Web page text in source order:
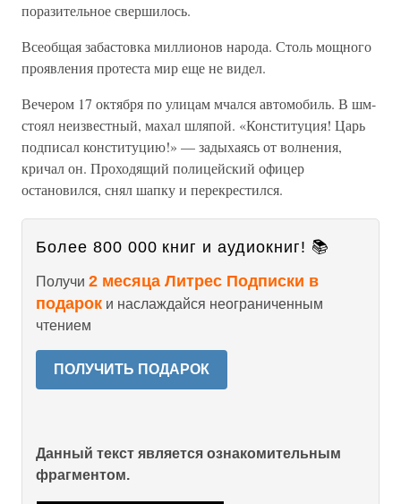
поразительное свершилось.
Всеобщая забастовка миллионов народа. Столь мощного
проявления протеста мир еще не видел.
Вечером 17 октября по улицам мчался автомобиль. В шм-
стоял неизвестный, махал шляпой. «Конституция! Царь
подписал конституцию!» — задыхаясь от волнения,
кричал он. Проходящий полицейский офицер
остановился, снял шапку и перекрестился.
Более 800 000 книг и аудиокниг! 📚
Получи 2 месяца Литрес Подписки в
подарок и наслаждайся неограниченным
чтением
ПОЛУЧИТЬ ПОДАРОК
Данный текст является ознакомительным
фрагментом.